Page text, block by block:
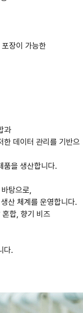
장이 가능한
과
한 데이터 관리를 기반으
품을 생산합니다.
탕으로,
산 체계를 운영합니다.
합, 향기 비즈
다.